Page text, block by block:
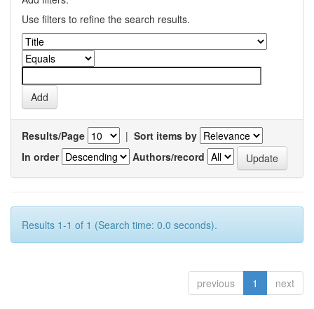
Use filters to refine the search results.
Results/Page | Sort items by
In order
Authors/record
Results 1-1 of 1 (Search time: 0.0 seconds).
previous 1 next